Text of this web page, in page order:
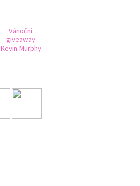
Vánoční
giveaway
Kevin.Murphy